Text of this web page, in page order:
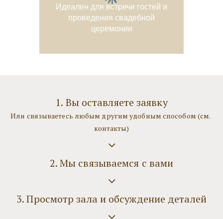
Идеален для встречи гостей и
проведения свадебной
церемонии
1. Вы оставляете заявку
Или связываетесь любым другим удобным способом (см.
контакты)
2. Мы связываемся с вами
3. Просмотр зала и обсуждение деталей